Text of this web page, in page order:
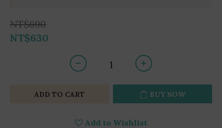
NT$690
NT$630
ADD TO CART BUY NOW
Add to Wishlist